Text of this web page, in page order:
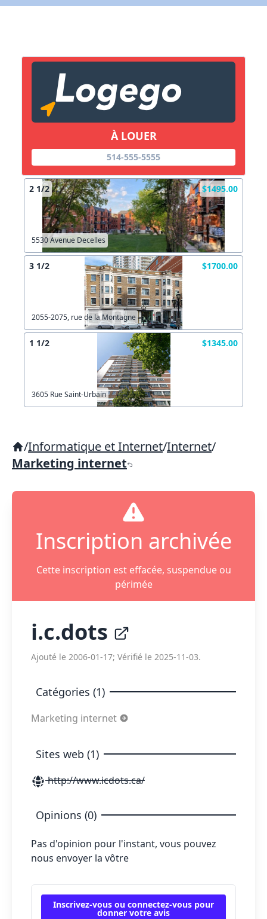
À LOUER
514-555-5555
2 1/2 $1495.00
5530 Avenue Decelles
3 1/2 $1700.00
2055-2075, rue de la Montagne
1 1/2 $1345.00
3605 Rue Saint-Urbain
/Informatique et Internet/Internet/
Marketing internet
Inscription archivée
Cette inscription est effacée, suspendue ou
périmée
i.c.dots
Ajouté le 2006-01-17; Vérifié le 2025-11-03.
Catégories (1)
Marketing internet
Sites web (1)
http://www.icdots.ca/
Opinions (0)
Pas d'opinion pour l'instant, vous pouvez
nous envoyer la vôtre
Inscrivez-vous ou connectez-vous pour
donner votre avis
X Fermer Envoyez
Copier lien
X Fermer